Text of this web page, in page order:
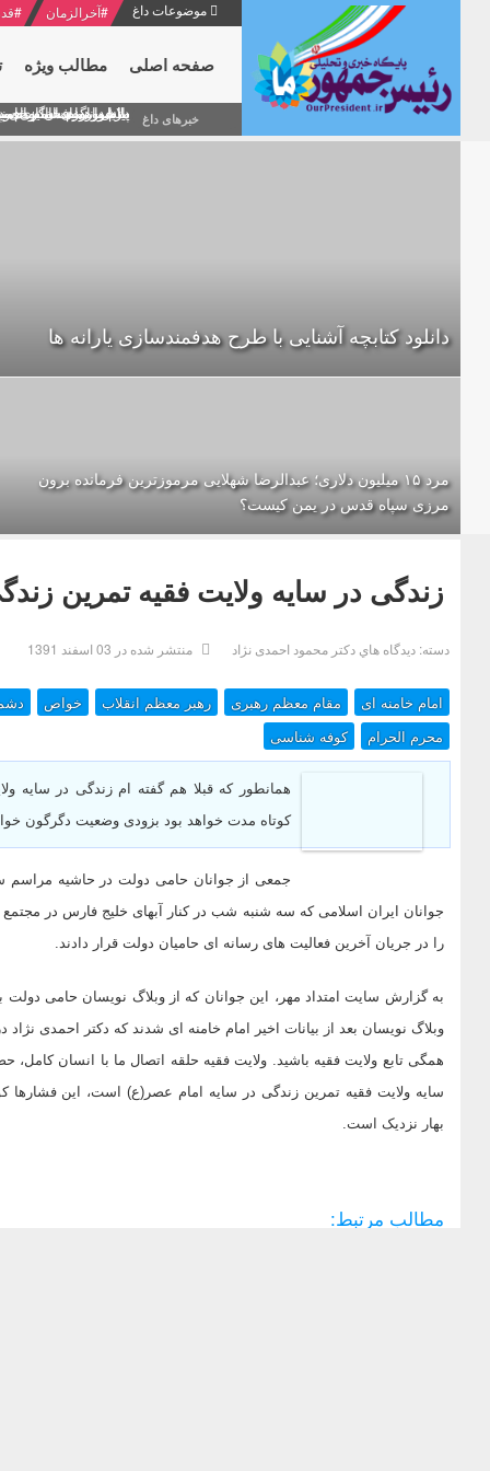
موضوعات داغ #آخرالزمان #
صفحه اصلی مطالب ویژه
خبرهای داغ منشور گفتمان امام و انقلاب - 7 /بخش دوم : شرح پیام ۱۰ خرداد ۱۳۶۹ امام خامنه
بازخوانی افشاگری
دلایل اهمیت
بیانات امام خامنه
پیام نوروزی امام
دانلود کتابچه آشنایی با طرح هدفمندسازی یارانه ها
مرد ۱۵ میلیون دلاری؛ عبدالرضا شهلایی مرموزترین فرمانده برون
مرزی سپاه قدس در یمن کیست؟
زندگی در سایه ولایت فقیه تمرین
دسته: ديدگاه هاي دکتر محمود احمدی نژاد منتشر شده در 03 اسفند 1391
امام خامنه ای مقام معظم رهبری رهبر معظم انقلاب خواص
کوفه شناسی
محرم الحرام
همانطور که قبلا هم گفته ام زندگی در سایه
کوتاه مدت خواهد بود بزودی وضعیت دگرگون
جمعی از جوانان حامی دولت در حاشیه
جوانان ایران اسلامی که سه شنبه شب در کنار آبهای خلیج فارس در
را در جریان آخرین فعالیت های رسانه ای حامیان دولت قرار دادند.
به گزارش سایت امتداد مهر، این جوانان که از وبلاگ نویسان حامی دولت
وبلاگ نویسان بعد از بیانات اخیر امام خامنه ای شدند که دکتر احمدی نژاد
همگی تابع ولایت فقیه باشید. ولایت فقیه حلقه اتصال ما با انسان
سایه ولایت فقیه تمرین زندگی در سایه امام عصر(ع) است، این
بهار نزدیک است.
مطالب مرتبط: